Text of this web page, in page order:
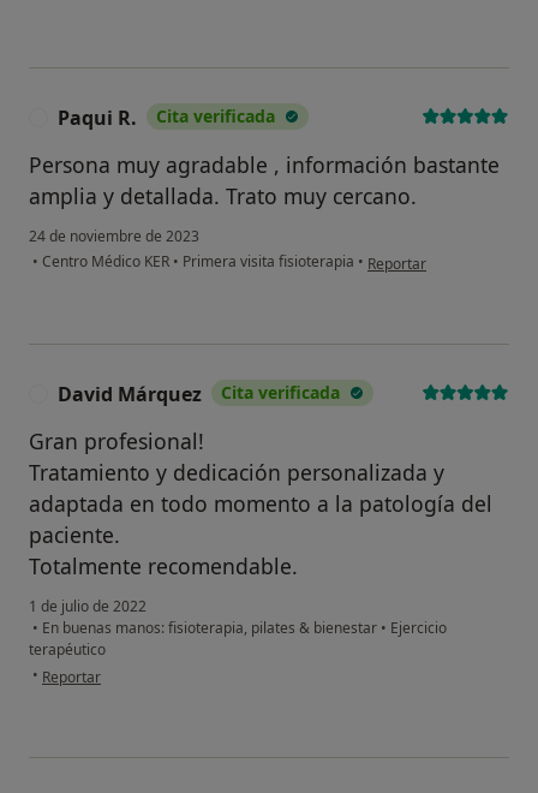
Paqui R. Cita verificada
Persona muy agradable , información bastante
amplia y detallada. Trato muy cercano.
24 de noviembre de 2023
• Centro Médico KER • Primera visita fisioterapia • en opinión del usuario
Reportar
David Márquez Cita verificada
Gran profesional!
Tratamiento y dedicación personalizada y
adaptada en todo momento a la patología del
paciente.
Totalmente recomendable.
1 de julio de 2022
• En buenas manos: fisioterapia, pilates & bienestar • Ejercicio
terapéutico
• en opinión del usuario David Márquez
Reportar